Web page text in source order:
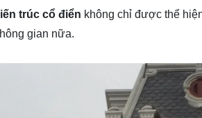
trúc cổ điển không chỉ được thể
gian nữa.